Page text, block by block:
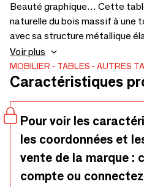
Beauté graphique… Cette
naturelle du bois massif à une
avec sa structure métallique
plateau remarquable. Le
géométrique audacieuse qui
sophistication, tandis que le
un moment convivial au bar. -
Voir plus
MOBILIER TABLES AUTRES
Caractéristiques
Pour voir les
les coordonnées et
vente de la marque :
compte ou